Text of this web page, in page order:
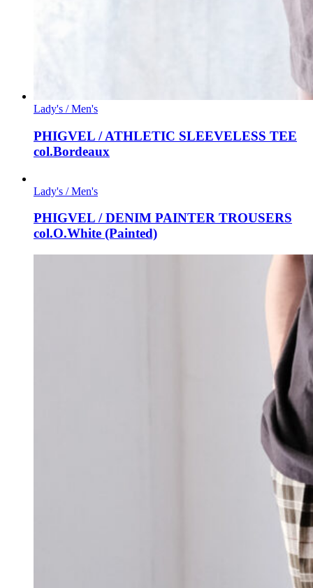
Lady's / Men's
PHIGVEL / ATHLETIC SLEEVELESS TEE
col.Bordeaux
Lady's / Men's
PHIGVEL / DENIM PAINTER TROUSERS
col.O.White (Painted)